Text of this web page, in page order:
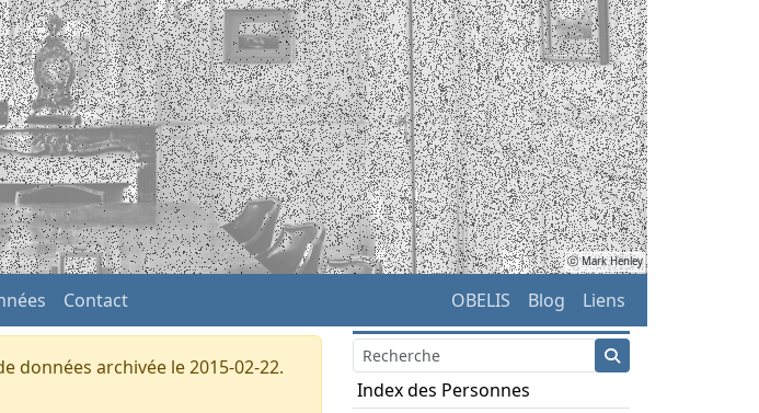
ⓒ Mark Henley
Contact OBELIS Blog Liens
données archivée le 2015-02-22.
Index des Personnes